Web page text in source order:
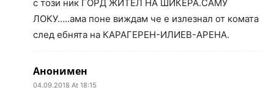
с този ник ГОРД ЖИТЕЛ НА ШИКЕРА.САМУ
ЛОКУ…..ама поне виждам че е излезнал от комата
след ебнята на КАРАГЕРЕН-ИЛИЕВ-АРЕНА.
Анонимен
04.09.2018 At 18:15